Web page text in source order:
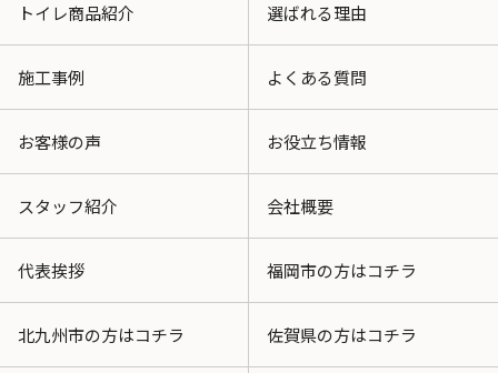
トイレ商品紹介 選ばれる理由
施工事例 よくある質問
お客様の声 お役立ち情報
スタッフ紹介 会社概要
代表挨拶 福岡市の方はコチラ
北九州市の方はコチラ 佐賀県の方はコチラ